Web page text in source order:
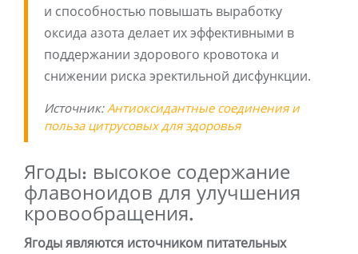
и способностью повышать выработку
оксида азота делает их эффективными в
поддержании здорового кровотока и
снижении риска эректильной дисфункции.
Источник:Антиоксидантные соединения и
польза цитрусовых для здоровья
Ягоды: высокое содержание
флавоноидов для улучшения
кровообращения.
Ягоды являются источником питательных